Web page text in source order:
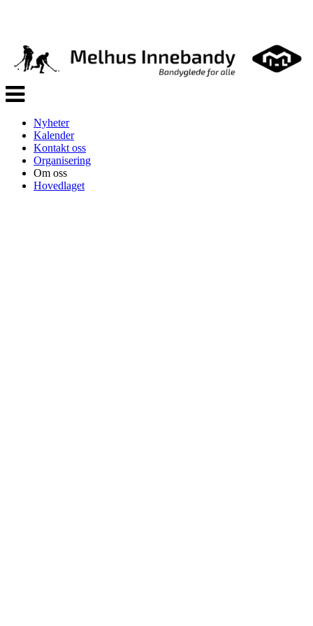
Veksle
navigasjon
Nyheter
Kalender
Kontakt oss
Organisering
Om oss
Hovedlaget